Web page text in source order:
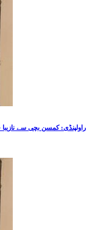
راولپنڈی: کمسن بچی سے نازیبا